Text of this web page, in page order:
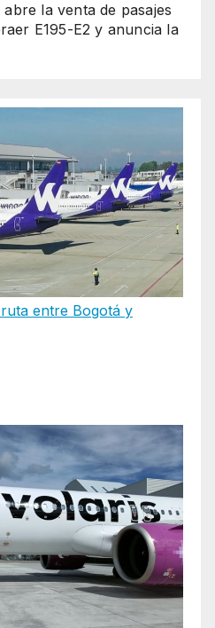
la venta de pasajes
E195-E2 y anuncia la
entre Bogotá y